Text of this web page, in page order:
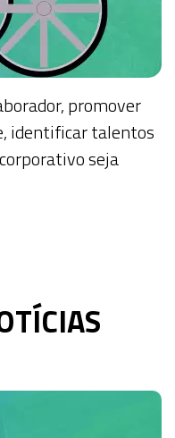
promover
identificar talentos
seja